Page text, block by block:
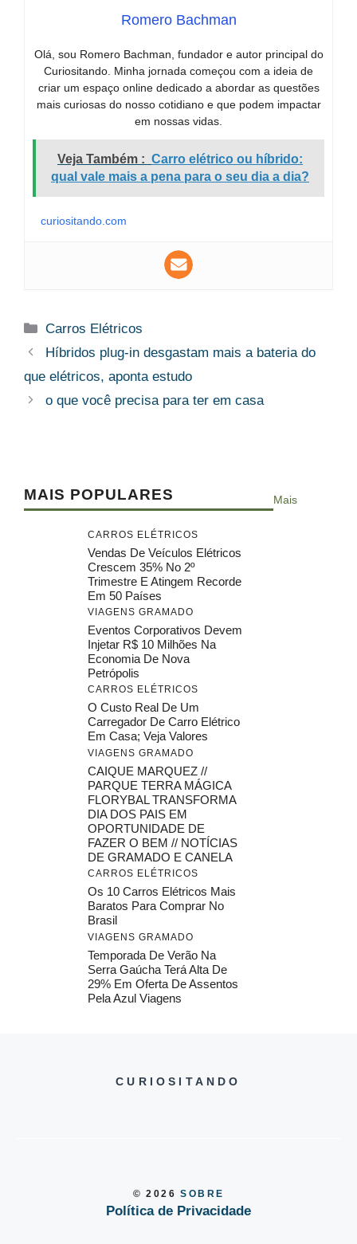
Romero Bachman
Olá, sou Romero Bachman, fundador e autor principal do
Curiositando. Minha jornada começou com a ideia de
criar um espaço online dedicado a abordar as questões
mais curiosas do nosso cotidiano e que podem impactar
em nossas vidas.
Veja Também : Carro elétrico ou híbrido:
qual vale mais a pena para o seu dia a dia?
curiositando.com
Categorias
Carros Elétricos
Híbridos plug-in desgastam mais a bateria do
que elétricos, aponta estudo
o que você precisa para ter em casa
MAIS POPULARES Mais
CARROS ELÉTRICOS
Vendas De Veículos Elétricos
Crescem 35% No 2º
Trimestre E Atingem Recorde
Em 50 Países
VIAGENS GRAMADO
Eventos Corporativos Devem
Injetar R$ 10 Milhões Na
Economia De Nova
Petrópolis
CARROS ELÉTRICOS
O Custo Real De Um
Carregador De Carro Elétrico
Em Casa; Veja Valores
VIAGENS GRAMADO
CAIQUE MARQUEZ //
PARQUE TERRA MÁGICA
FLORYBAL TRANSFORMA
DIA DOS PAIS EM
OPORTUNIDADE DE
FAZER O BEM // NOTÍCIAS
DE GRAMADO E CANELA
CARROS ELÉTRICOS
Os 10 Carros Elétricos Mais
Baratos Para Comprar No
Brasil
VIAGENS GRAMADO
Temporada De Verão Na
Serra Gaúcha Terá Alta De
29% Em Oferta De Assentos
Pela Azul Viagens
CURIOSITANDO
© 2026SOBRE
Política de Privacidade